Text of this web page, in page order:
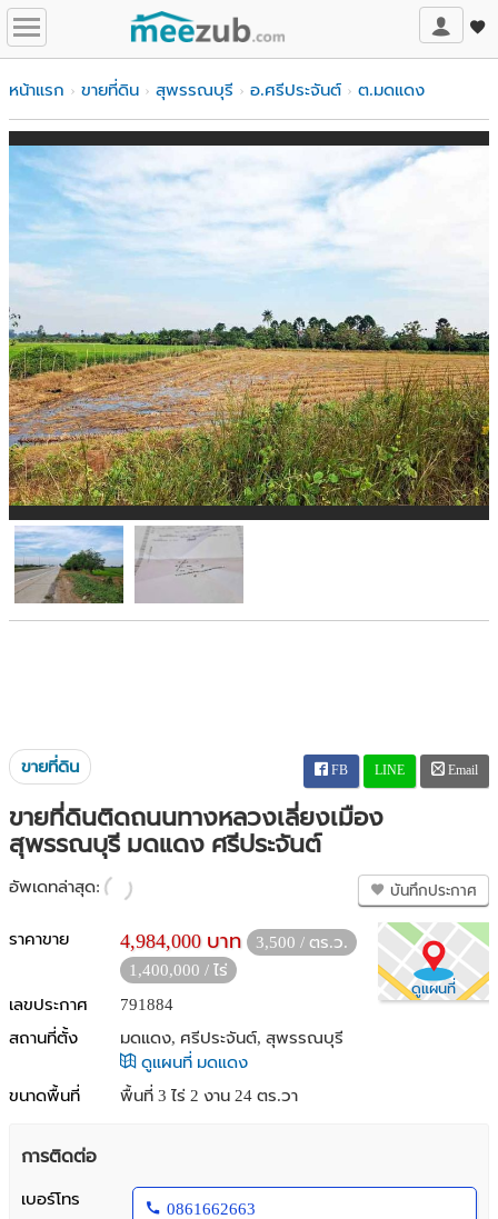
หน้าแรก ขายที่ดิน สุพรรณบุรี อ.ศรีประจันต์ ต.มดแดง
ขายที่ดิน FB LINE Email
ขายที่ดินติดถนนทางหลวงเลี่ยงเมือง
สุพรรณบุรี มดแดง ศรีประจันต์
อัพเดทล่าสุด: บันทึกประกาศ
ดูแผนที่
ราคาขาย 4,984,000 บาท
3,500 / ตร.ว.
1,400,000 / ไร่
เลขประกาศ
791884
สถานที่ตั้ง
มดแดง, ศรีประจันต์, สุพรรณบุรี
ดูแผนที่ มดแดง
ขนาดพื้นที่
พื้นที่ 3 ไร่ 2 งาน 24 ตร.วา
การติดต่อ
เบอร์โทร
0861662663